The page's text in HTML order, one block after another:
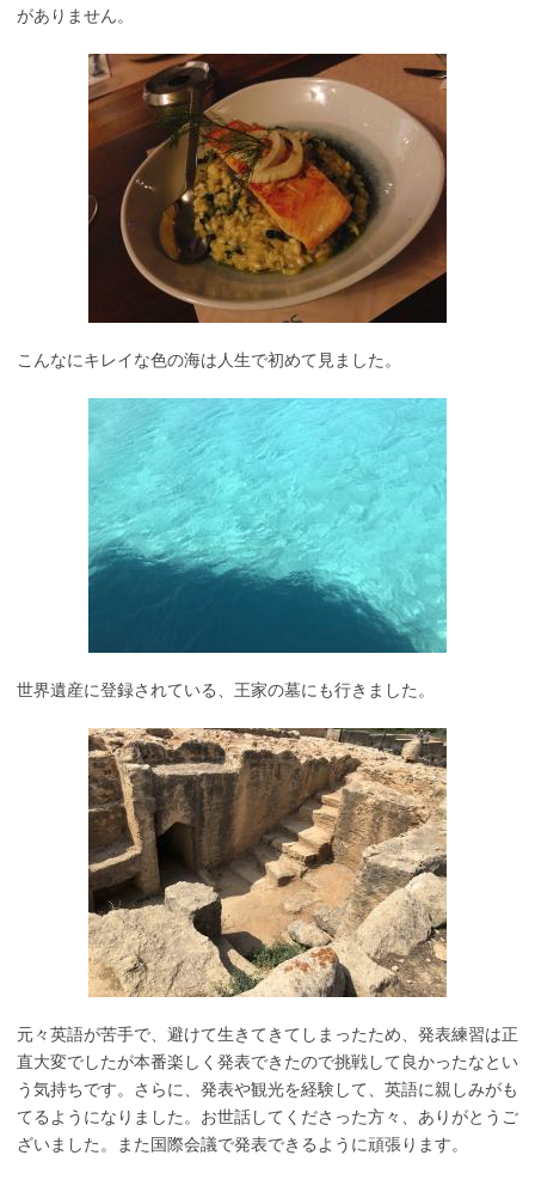
がありません。
こんなにキレイな色の海は人生で初めて見ました。
世界遺産に登録されている、王家の墓にも行きました。
元々英語が苦手で、避けて生きてきてしまったため、発表練習は正
直大変でしたが本番楽しく発表できたので挑戦して良かったなとい
う気持ちです。さらに、発表や観光を経験して、英語に親しみがも
てるようになりました。お世話してくださった方々、ありがとうご
ざいました。また国際会議で発表できるように頑張ります。